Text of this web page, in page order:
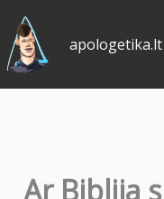
Pereiti
prie
turinio
apologetika.lt
Ar Biblija